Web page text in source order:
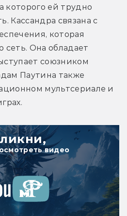
которого ей трудно
Кассандра связана с
которая
сеть. Она обладает
союзником
Паутина также
мультсериале и
видео